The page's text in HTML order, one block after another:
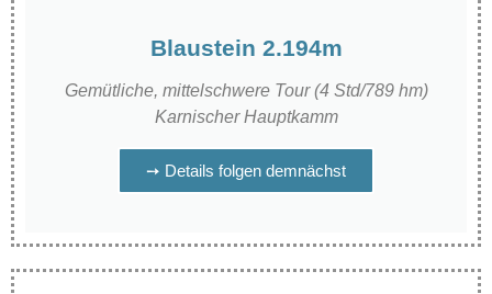
Blaustein 2.194m
Gemütliche, mittelschwere Tour (4 Std/789 hm)
Karnischer Hauptkamm
➙ Details folgen demnächst